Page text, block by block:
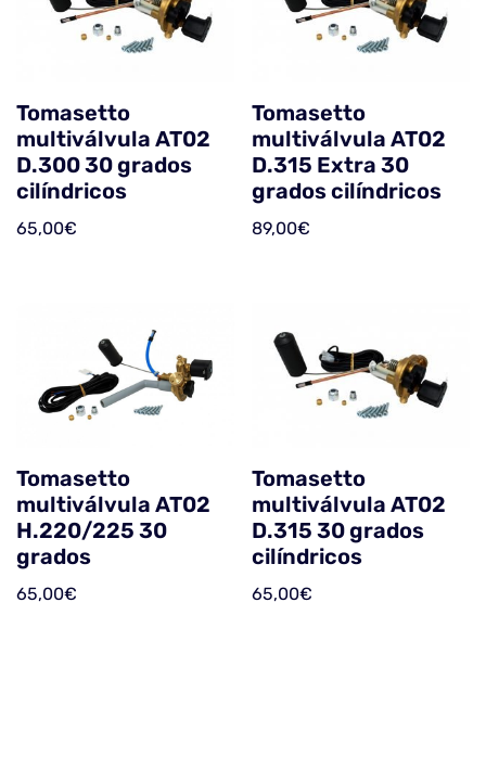
Tomasetto
multiválvula AT02
D.300 30 grados
cilíndricos
65,00€
Tomasetto
multiválvula AT02
D.315 Extra 30
grados cilíndricos
89,00€
Tomasetto
multiválvula AT02
H.220/225 30
grados
65,00€
Tomasetto
multiválvula AT02
D.315 30 grados
cilíndricos
65,00€